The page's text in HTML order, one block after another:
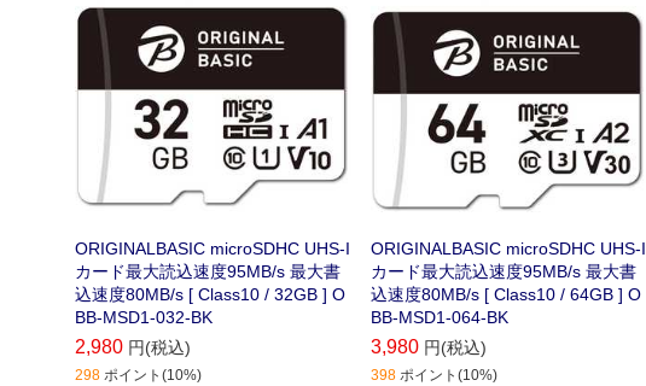
ORIGINALBASIC microSDHC UHS-I
カード最大読込速度95MB/s 最大書
込速度80MB/s [ Class10 / 32GB ] O
BB-MSD1-032-BK
2,980 円(税込)
298 ポイント(10%)
ORIGINALBASIC microSDHC UHS-I
カード最大読込速度95MB/s 最大書
込速度80MB/s [ Class10 / 64GB ] O
BB-MSD1-064-BK
3,980 円(税込)
398 ポイント(10%)